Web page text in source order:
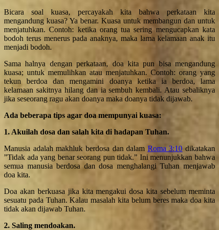
Bicara soal kuasa, percayakah kita bahwa perkataan kita
mengandung kuasa? Ya benar. Kuasa untuk membangun dan untuk
menjatuhkan. Contoh: ketika orang tua sering mengucapkan kata
bodoh terus menerus pada anaknya, maka lama kelamaan anak itu
menjadi bodoh.
Sama halnya dengan perkataan, doa kita pun bisa mengandung
kuasa; untuk memulihkan atau menjatuhkan. Contoh: orang yang
tekun berdoa dan mengamini doanya ketika ia berdoa, lama
kelamaan sakitnya hilang dan ia sembuh kembali. Atau sebaliknya
jika seseorang ragu akan doanya maka doanya tidak dijawab.
Ada beberapa tips agar doa mempunyai kuasa:
1. Akuilah dosa dan salah kita di hadapan Tuhan.
Manusia adalah makhluk berdosa dan dalam Roma 3:10 dikatakan
”Tidak ada yang benar seorang pun tidak.” Ini menunjukkan bahwa
semua manusia berdosa dan dosa menghalangi Tuhan menjawab
doa kita.
Doa akan berkuasa jika kita mengakui dosa kita sebelum meminta
sesuatu pada Tuhan. Kalau masalah kita belum beres maka doa kita
tidak akan dijawab Tuhan.
2. Saling mendoakan.